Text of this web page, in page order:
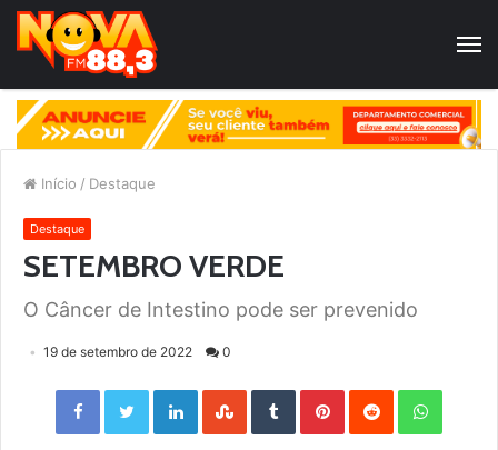
Início / Destaque
Destaque
SETEMBRO VERDE
O Câncer de Intestino pode ser prevenido
19 de setembro de 2022 0
Facebook Twitter LinkedIn StumbleUpon Tumblr Pinterest Reddit